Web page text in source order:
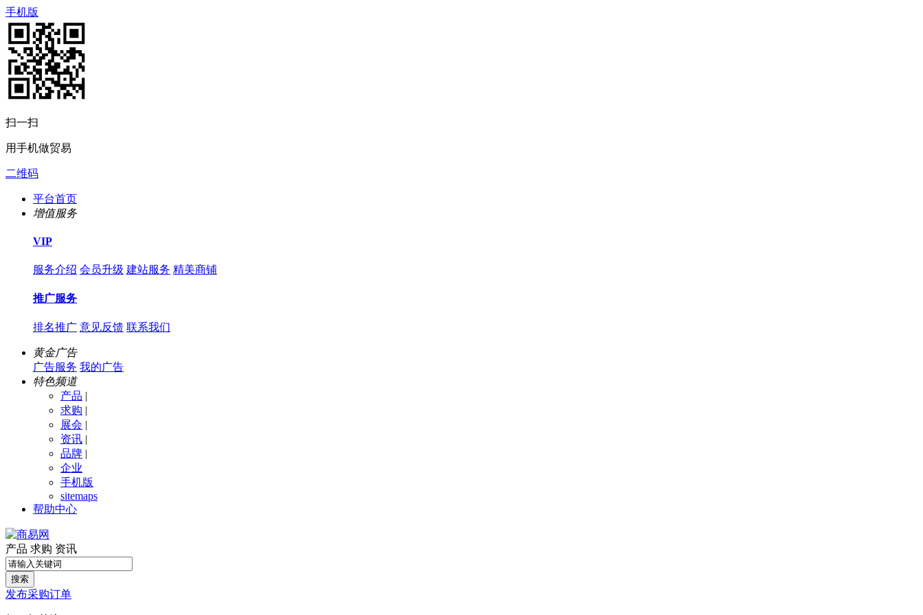
手机版
扫一扫
用手机做贸易
二维码
平台首页
增值服务
VIP
服务介绍 会员升级 建站服务 精美商铺
推广服务
排名推广 意见反馈 联系我们
黄金广告
广告服务 我的广告
特色频道
产品 |
求购 |
展会 |
资讯 |
品牌 |
企业
手机版
sitemaps
帮助中心
产品 求购 资讯
搜索
发布采购订单